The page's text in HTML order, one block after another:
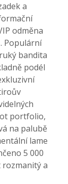
a
odměna
Populární
bandita
podél
portfolio,
na palubě
lame
5 000
rozmanitý a